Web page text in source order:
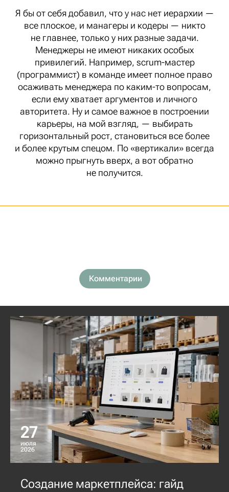
Я бы от себя добавил, что у нас нет иерархии —
все плоское, и манагеры и кодеры — никто
не главнее, только у них разные задачи.
Менеджеры не имеют никаких особых
привилегий. Например, scrum-мастер
(программист) в команде имеет полное право
осаживать менеджера по каким-то вопросам,
если ему хватает аргументов и личного
авторитета. Ну и самое важное в построении
карьеры, на мой взгляд, — выбирать
горизонтальный рост, становиться все более
и более крутым спецом. По «вертикали» всегда
можно прыгнуть вверх, а вот обратно
не получится.
Комментарии
27
июля
2026
Создание маркетплейса: гайд